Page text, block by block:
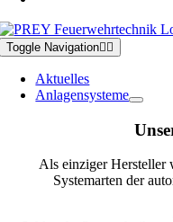
Toggle Navigation
Aktuelles
Anlagensysteme
Als einziger Hersteller
Systemarten der